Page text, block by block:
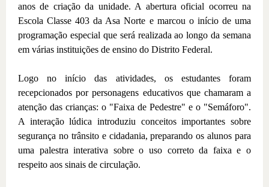
anos de criação da unidade. A abertura oficial ocorreu na
Escola Classe 403 da Asa Norte e marcou o início de uma
programação especial que será realizada ao longo da semana
em várias instituições de ensino do Distrito Federal.
Logo no início das atividades, os estudantes foram
recepcionados por personagens educativos que chamaram a
atenção das crianças: o "Faixa de Pedestre" e o "Semáforo".
A interação lúdica introduziu conceitos importantes sobre
segurança no trânsito e cidadania, preparando os alunos para
uma palestra interativa sobre o uso correto da faixa e o
respeito aos sinais de circulação.